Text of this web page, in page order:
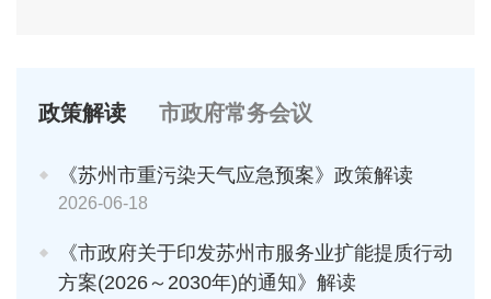
政策解读 市政府常务会议
《苏州市重污染天气应急预案》政策解读
2026-06-18
《市政府关于印发苏州市服务业扩能提质行动
方案(2026～2030年)的通知》解读